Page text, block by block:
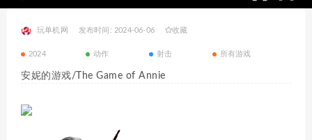
玩单机网 发布时间: 2024-06-06 收藏
2024 动作 射击 所有游戏
安妮的游戏/The Game of Annie